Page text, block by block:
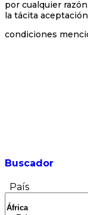
por cualquier
la tácita
condiciones
Buscador
País